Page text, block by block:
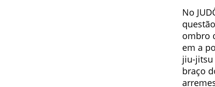
No
ombro
em a
jiu-jitsu
braço